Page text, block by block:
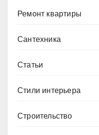
Ремонт квартиры
Сантехника
Статьи
Стили интерьера
Строительство